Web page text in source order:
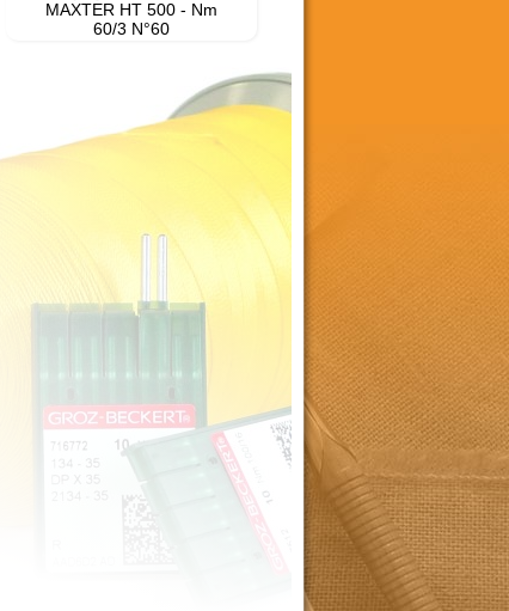
MAXTER HT 500 - Nm
60/3 N°60